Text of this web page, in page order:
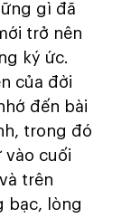
gì đã
trở nên
ký ức.
của đời
đến bài
trong đó
vào cuối
trên
bạc, lòng